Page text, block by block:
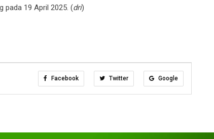
pada 19 April 2025. (dri)
Facebook Twitter Google